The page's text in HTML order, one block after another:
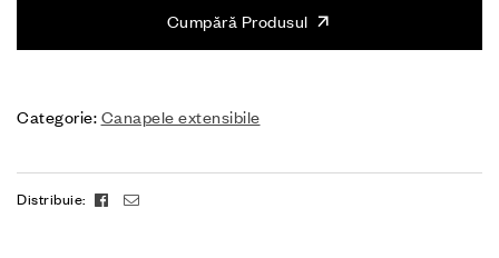
Cumpără Produsul
Categorie: Canapele extensibile
Distribuie: Facebook
Email